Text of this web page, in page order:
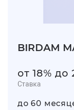
BIRDAM
от 18% до
Ставка
до 60